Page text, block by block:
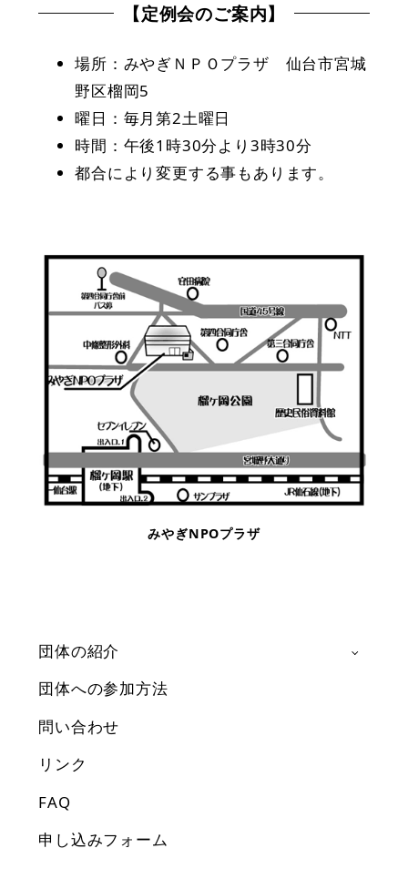
【定例会のご案内】
場所：みやぎＮＰＯプラザ 仙台市宮城
野区榴岡5
曜日：毎月第2土曜日
時間：午後1時30分より3時30分
都合により変更する事もあります。
みやぎNPOプラザ
団体の紹介
団体への参加方法
問い合わせ
リンク
FAQ
申し込みフォーム